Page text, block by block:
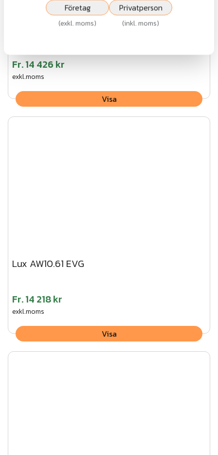
Lux AW10.58 EVG
Fr.14 426 kr
exkl.moms
Visa
Lux AW10.61 EVG
Fr.14 218 kr
exkl.moms
Visa
Företag
(exkl. moms)
Privatperson
(inkl. moms)